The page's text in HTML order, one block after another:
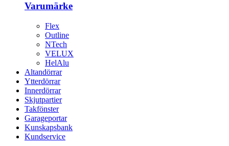
Varumärke
Flex
Outline
NTech
VELUX
HelAlu
Altandörrar
Ytterdörrar
Innerdörrar
Skjutpartier
Takfönster
Garageportar
Kunskapsbank
Kundservice